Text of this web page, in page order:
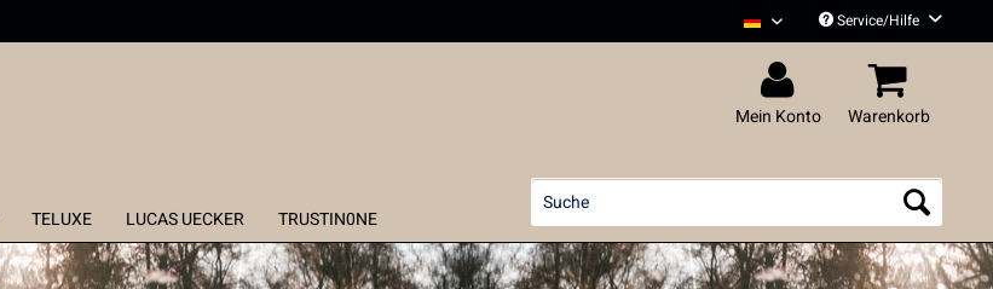
Liedfett DeutschService/Hilfe
Mein Konto Warenkorb
TELUXE LUCAS UECKER TRUSTIN0NE